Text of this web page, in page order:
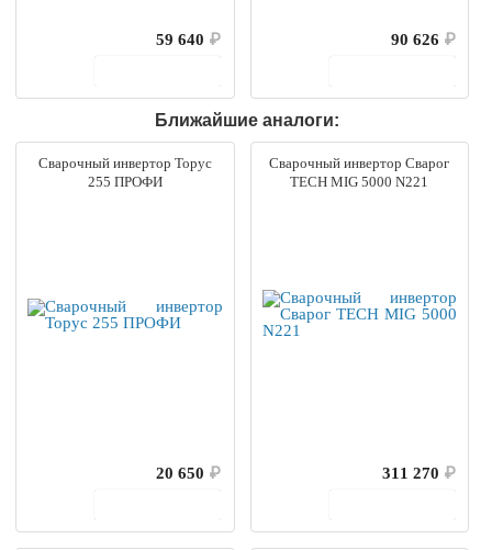
59 640 ₽
90 626 ₽
Ближайшие аналоги:
Сварочный инвертор Торус
255 ПРОФИ
20 650 ₽
Сварочный инвертор Сварог
TECH MIG 5000 N221
311 270 ₽